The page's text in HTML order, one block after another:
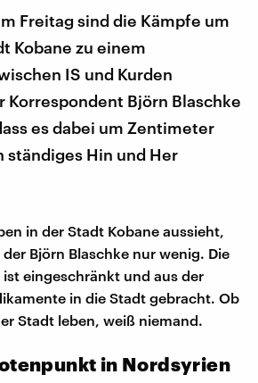
Freitag sind die Kämpfe um
Kobane zu einem
IS und Kurden
Korrespondent Björn Blaschke
es dabei um Zentimeter
ständiges Hin und Her
in der Stadt Kobane aussieht,
Björn Blaschke nur wenig. Die
eingeschränkt und aus der
in die Stadt gebracht. Ob
Stadt leben, weiß niemand.
in Nordsyrien